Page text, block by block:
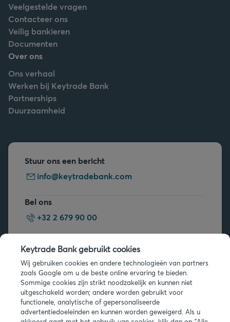
Veelgestelde vragen
Contacteer ons
Veilig bankieren
Documenten
Over ons
Ons verhaal
Werken bij Keytrade Bank
Partnerships
Duurzaamheid
Stuur ons een bericht
info@keytradebank.com
Bel ons
+32 2 679 90 00
Veelgestelde vragen
Keytrade Bank gebruikt cookies
Wij gebruiken cookies en andere technologieën van partners
zoals Google om u de beste online ervaring te bieden.
Sommige cookies zijn strikt noodzakelijk en kunnen niet
uitgeschakeld worden; andere worden gebruikt voor
functionele, analytische of gepersonaliseerde
advertentiedoeleinden en kunnen worden geweigerd. Als u